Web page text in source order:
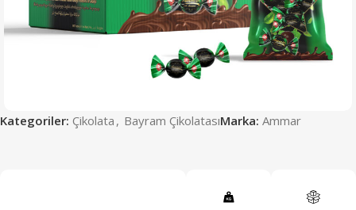
Kategoriler: Çikolata , Bayram ÇikolatasıMarka: Ammar